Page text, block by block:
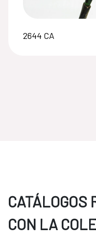
2644 CA
CATÁLOGOS
CON LA